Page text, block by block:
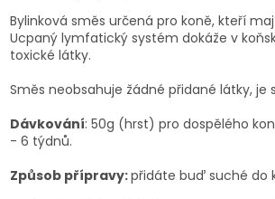
Bylinková směs určená pro koně, kteří
Ucpaný lymfatický systém dokáže v
toxické látky.
Směs neobsahuje žádné přidané látky, je
Dávkování: 50g (hrst) pro dospělého
- 6 týdnů.
Způsob přípravy:přidáte buď suché do